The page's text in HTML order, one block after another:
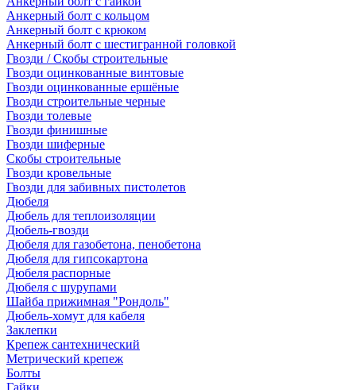
Анкерный болт с кольцом
Анкерный болт с крюком
Анкерный болт с шестигранной головкой
Гвозди / Скобы строительные
Гвозди оцинкованные винтовые
Гвозди оцинкованные ершёные
Гвозди строительные черные
Гвозди толевые
Гвозди финишные
Гвозди шиферные
Скобы строительные
Гвозди кровельные
Гвозди для забивных пистолетов
Дюбеля
Дюбель для теплоизоляции
Дюбель-гвозди
Дюбеля для газобетона, пенобетона
Дюбеля для гипсокартона
Дюбеля распорные
Дюбеля с шурупами
Шайба прижимная "Рондоль"
Дюбель-хомут для кабеля
Заклепки
Крепеж сантехнический
Метрический крепеж
Болты
Гайки